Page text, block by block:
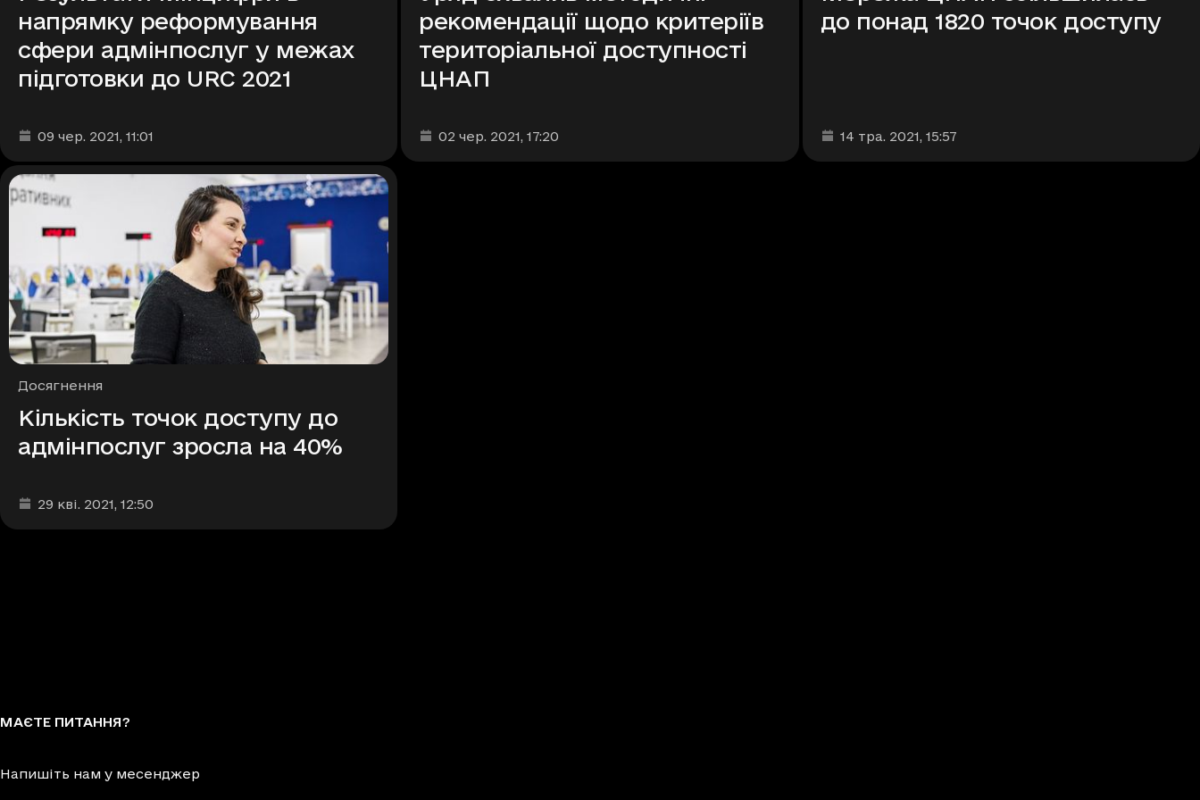
напрямку реформування
сфери адмінпослуг у межах
підготовки до URC 2021
Дата та час публікації
09 чер. 2021, 11:01
рекомендації щодо критеріїв
територіальної доступності
ЦНАП
Дата та час публікації
02 чер. 2021, 17:20
до понад 1820 точок доступу
Дата та час публікації
14 тра. 2021, 15:57
Рубрики
Досягнення
Кількість точок доступу до
адмінпослуг зросла на 40%
Дата та час публікації
29 кві. 2021, 12:50
МАЄТЕ ПИТАННЯ?
Напишіть нам у месенджер